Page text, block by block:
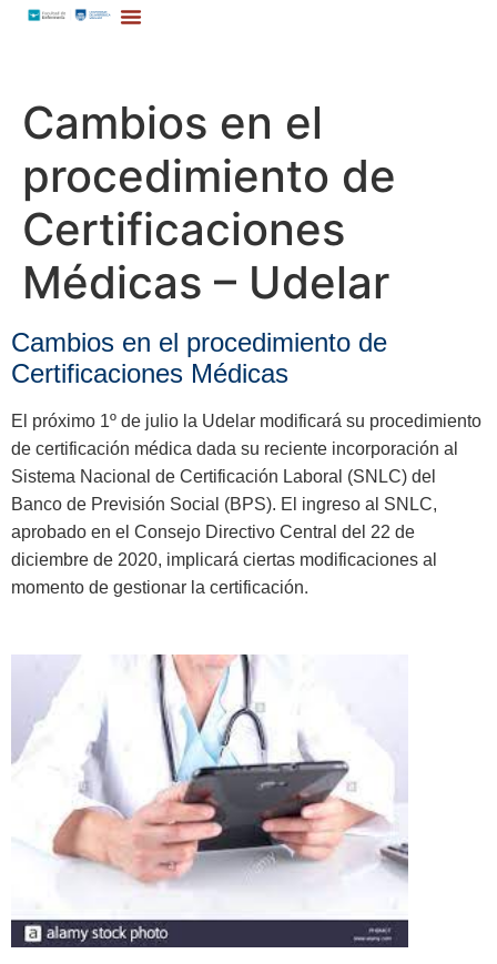
Cambios en el
procedimiento de
Certificaciones
Médicas – Udelar
Cambios en el procedimiento de
Certificaciones Médicas
El próximo 1º de julio la Udelar modificará su procedimiento
de certificación médica dada su reciente incorporación al
Sistema Nacional de Certificación Laboral (SNLC) del
Banco de Previsión Social (BPS). El ingreso al SNLC,
aprobado en el Consejo Directivo Central del 22 de
diciembre de 2020, implicará ciertas modificaciones al
momento de gestionar la certificación.